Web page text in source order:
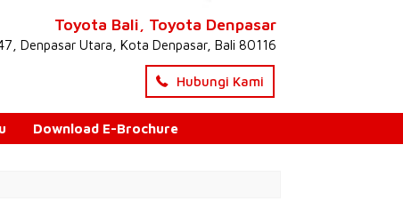
Toyota Bali, Toyota Denpasar
Denpasar Utara, Kota Denpasar, Bali 80116
Hubungi Kami
Download E-Brochure